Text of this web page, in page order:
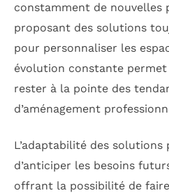
constamment de nouvelles
proposant des solutions
pour personnaliser les
évolution constante
rester à la pointe des
d’aménagement
L’adaptabilité des
d’anticiper les besoins
offrant la possibilité de